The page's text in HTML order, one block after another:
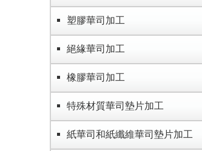
塑膠華司加工
絕緣華司加工
橡膠華司加工
特殊材質華司墊片加工
紙華司和紙纖維華司墊片加工